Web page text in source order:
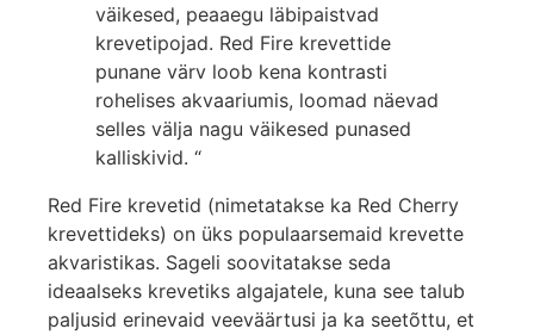
väikesed, peaaegu läbipaistvad
krevetipojad. Red Fire krevettide
punane värv loob kena kontrasti
rohelises akvaariumis, loomad näevad
selles välja nagu väikesed punased
kalliskivid. “
Red Fire krevetid (nimetatakse ka Red Cherry
krevettideks) on üks populaarsemaid krevette
akvaristikas. Sageli soovitatakse seda
ideaalseks krevetiks algajatele, kuna see talub
paljusid erinevaid veeväärtusi ja ka seetõttu, et